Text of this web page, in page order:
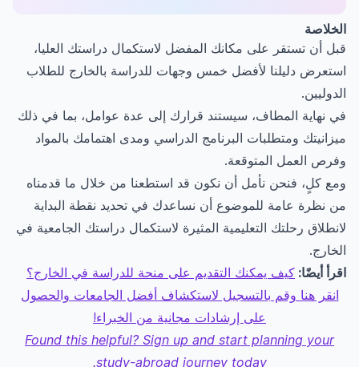
الخلاصة
قبل أن تستقر على مكانك المفضل لاستكمال دراستك العليا،
استعرض دليلنا لأفضل خمس وجهات للدراسة بالخارج للطلاب
الدوليين.
في نهاية المطاف، سيستند قرارك إلى عدة عوامل، بما في ذلك
ميزانيتك ومتطلبات البرنامج الدراسي ومدى اهتمامك بالمواد
وفرص العمل المتوقعة.
ومع كلٍ، فنحن نأمل أن نكون قد استطعنا من خلال ما قدمناه
من نظرة عامة للموضوع أن نساعدك في تحديد نقطة البداية
لانطلاق رحلتك التعليمية المثيرة لاستكمال دراستك الجامعية في
الخارج.
اقرأ أيضًا: كيف يمكنك التقديم على منحة للدراسة في الخارج؟
انقر هنا وقم بالتسجيل لاستكشاف أفضل الجامعات والحصول
على إرشادات مجانية من الخبراء!
Found this helpful? Sign up and start planning your
study-abroad journey today.